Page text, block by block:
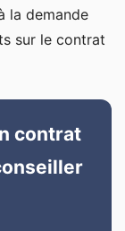
la demande
sur le contrat
contrat